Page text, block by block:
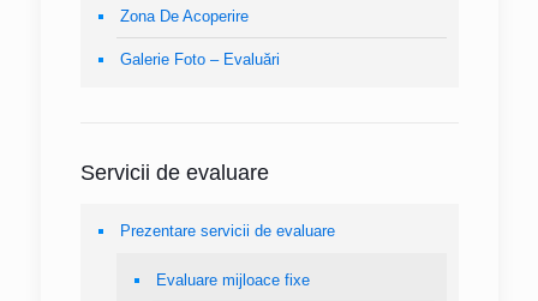
Zona De Acoperire
Galerie Foto – Evaluări
Servicii de evaluare
Prezentare servicii de evaluare
Evaluare mijloace fixe